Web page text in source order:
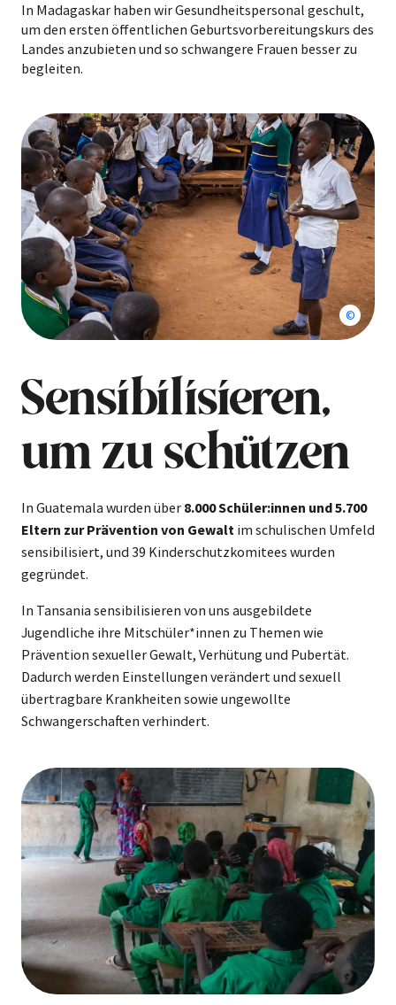
In Madagaskar haben wir Gesundheitspersonal geschult,
um den ersten öffentlichen Geburtsvorbereitungskurs des
Landes anzubieten und so schwangere Frauen besser zu
begleiten.
Sensibilisieren,
um zu schützen
In Guatemala wurden über 8.000 Schüler:innen und 5.700
Eltern zur Prävention von Gewalt im schulischen Umfeld
sensibilisiert, und 39 Kinderschutzkomitees wurden
gegründet.
In Tansania sensibilisieren von uns ausgebildete
Jugendliche ihre Mitschüler*innen zu Themen wie
Prävention sexueller Gewalt, Verhütung und Pubertät.
Dadurch werden Einstellungen verändert und sexuell
übertragbare Krankheiten sowie ungewollte
Schwangerschaften verhindert.